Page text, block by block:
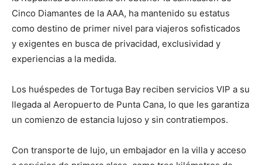
Cinco Diamantes de la AAA, ha mantenido su estatus
como destino de primer nivel para viajeros sofisticados
y exigentes en busca de privacidad, exclusividad y
experiencias a la medida.
Los huéspedes de Tortuga Bay reciben servicios VIP a su
llegada al Aeropuerto de Punta Cana, lo que les garantiza
un comienzo de estancia lujoso y sin contratiempos.
Con transporte de lujo, un embajador en la villa y acceso